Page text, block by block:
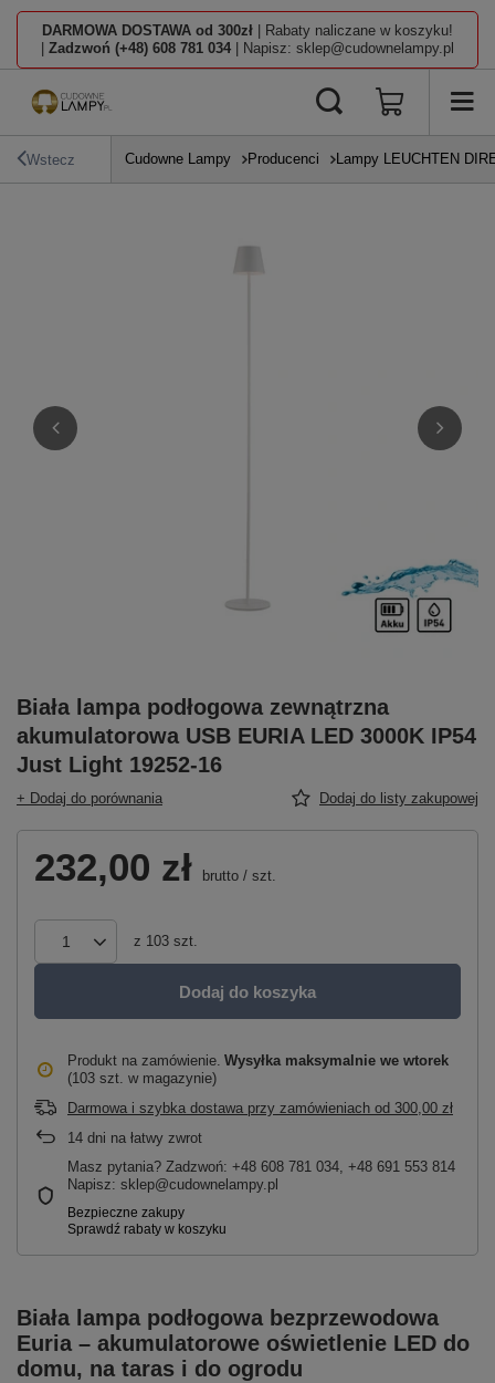
DARMOWA DOSTAWA od 300zł | Rabaty naliczane w koszyku!
Zadzwoń (+48) 608 781 034 | Napisz: sklep@cudownelampy.pl
Wstecz Cudowne Lampy Producenci Lampy LEUCHTEN
Biała lampa podłogowa zewnątrzna
akumulatorowa USB EURIA LED 3000K IP54
Just Light 19252-16
+ Dodaj do porównania Dodaj do listy zakupowej
232,00 zł brutto / szt.
z 103 szt.
Dodaj do koszyka
Produkt na zamówienie Wysyłka maksymalnie we wtorek
(103 szt. w magazynie)
Darmowa i szybka dostawa przy zamówieniach od 300,00 zł
14 dni na łatwy zwrot
Masz pytania? Zadzwoń: +48 608 781 034, +48 691 553 814
Napisz: sklep@cudownelampy.pl
Biała lampa podłogowa bezprzewodowa
Euria – akumulatorowe oświetlenie LED do
domu, na taras i do ogrodu